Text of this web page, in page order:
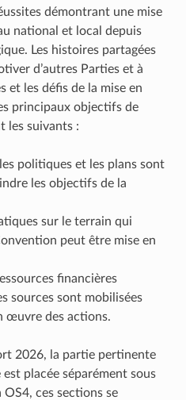
démontrant une mise
national et local depuis
Les histoires partagées
d’autres Parties et à
et les défis de la mise en
principaux objectifs de
les suivants :
politiques et les plans sont
les objectifs de la
sur le terrain qui
peut être mise en
financières
sources sont mobilisées
œuvre des actions.
2026, la partie pertinente
placée séparément sous
ces sections se